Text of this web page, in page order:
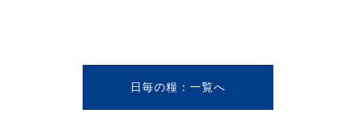
日毎の糧